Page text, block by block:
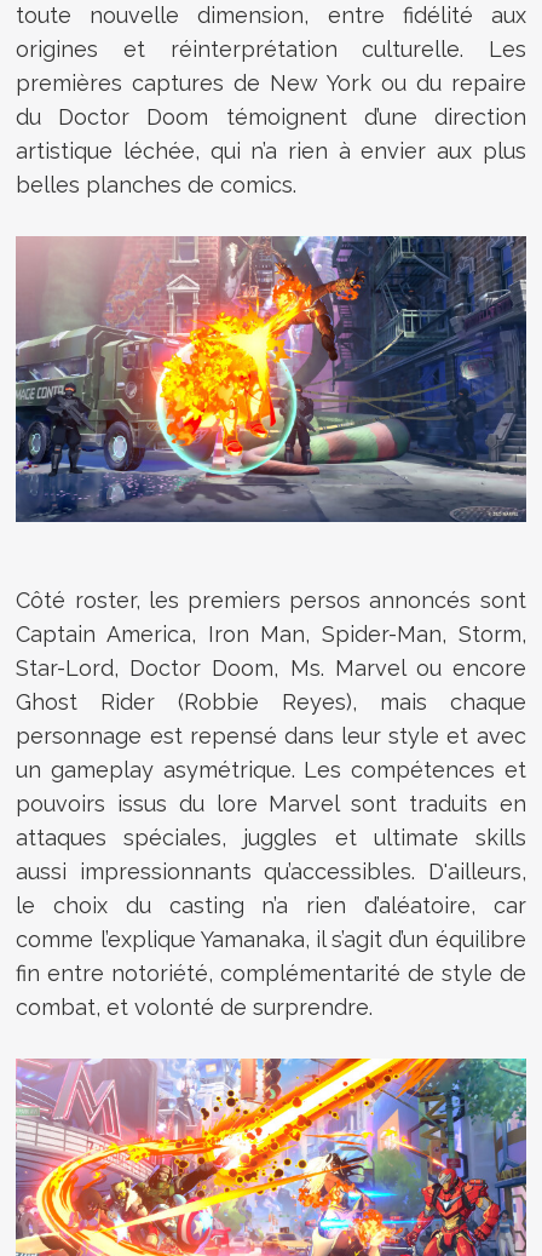
toute nouvelle dimension, entre fidélité aux
origines et réinterprétation culturelle. Les
premières captures de New York ou du repaire
du Doctor Doom témoignent d’une direction
artistique léchée, qui n’a rien à envier aux plus
belles planches de comics.
Côté roster, les premiers persos annoncés sont
Captain America, Iron Man, Spider-Man, Storm,
Star-Lord, Doctor Doom, Ms. Marvel ou encore
Ghost Rider (Robbie Reyes), mais chaque
personnage est repensé dans leur style et avec
un gameplay asymétrique. Les compétences et
pouvoirs issus du lore Marvel sont traduits en
attaques spéciales, juggles et ultimate skills
aussi impressionnants qu’accessibles. D'ailleurs,
le choix du casting n’a rien d’aléatoire, car
comme l’explique Yamanaka, il s’agit d’un équilibre
fin entre notoriété, complémentarité de style de
combat, et volonté de surprendre.